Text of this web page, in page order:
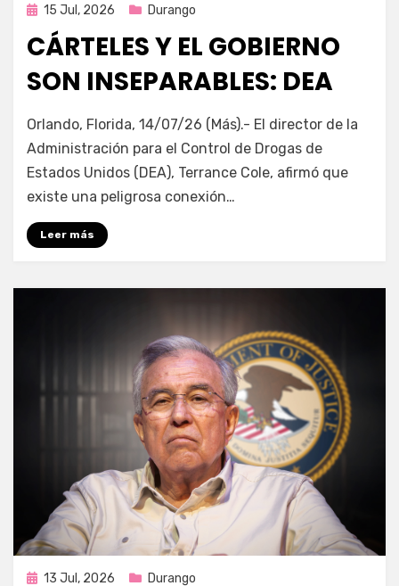
Publicada
15 Jul, 2026 Durango
CÁRTELES Y EL GOBIERNO
SON INSEPARABLES: DEA
por Fernando Miranda Servín
Orlando, Florida, 14/07/26 (Más).- El director de la
Administración para el Control de Drogas de
Estados Unidos (DEA), Terrance Cole, afirmó que
existe una peligrosa conexión…
Leer más
Publicada
13 Jul, 2026 Durango